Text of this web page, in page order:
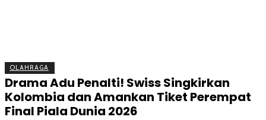
OLAHRAGA
Drama Adu Penalti! Swiss Singkirkan
Kolombia dan Amankan Tiket Perempat
Final Piala Dunia 2026